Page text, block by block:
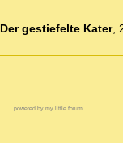
Der gestiefelte Kater,
powered by my little forum